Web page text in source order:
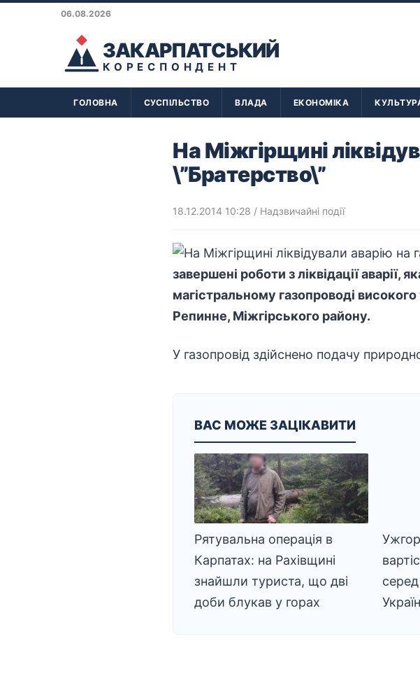
06.08.2026
ЗАКАРПАТСЬКИЙ
КОРЕСПОНДЕНТ
ГОЛОВНА СУСПІЛЬСТВО ВЛАДА ЕКОНОМІКА
На Міжгірщині
\”Братерство\”
18.12.2014 10:28 / Надзвичайні події
завершені роботи з ліквідації
магістральному газопроводі
Репинне, Міжгірського району.
У газопровід здійснено подачу
ВАС МОЖЕ ЗАЦІКАВИТИ
Рятувальна операція в
Карпатах: на Рахівщині
знайшли туриста, що дві
доби блукав у горах